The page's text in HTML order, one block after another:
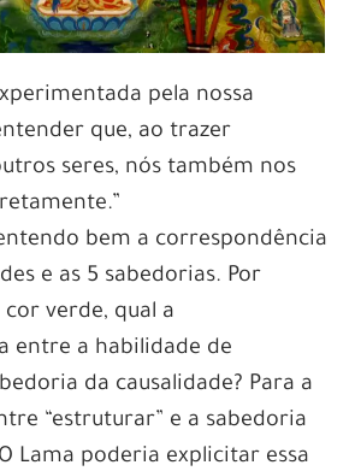
pela nossa
que, ao trazer
seres, nós também nos
bem a correspondência
e as 5 sabedorias. Por
verde, qual a
entre a habilidade de
da causalidade? Para a
“estruturar” e a sabedoria
Lama poderia explicitar essa